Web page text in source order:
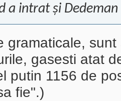
a intrat și
gramaticale,
gasesti atat
putin 1156 de
fie".)